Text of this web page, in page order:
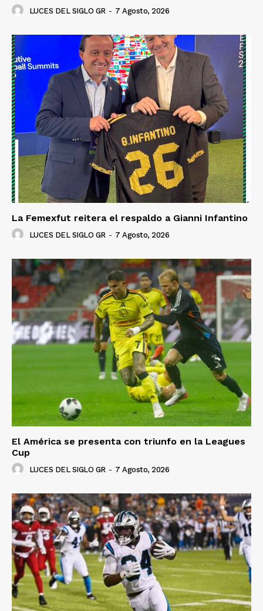
LUCES DEL SIGLO GR - 7 Agosto, 2026
La Femexfut reitera el respaldo a Gianni Infantino
LUCES DEL SIGLO GR - 7 Agosto, 2026
El América se presenta con triunfo en la Leagues
Cup
LUCES DEL SIGLO GR - 7 Agosto, 2026